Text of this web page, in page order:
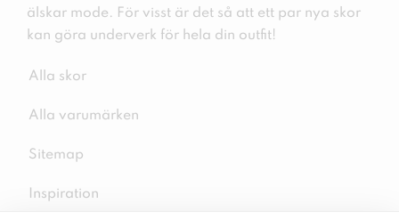
älskar mode. För visst är det så att ett par nya skor
kan göra underverk för hela din outfit!
Alla skor
Alla varumärken
Sitemap
Inspiration